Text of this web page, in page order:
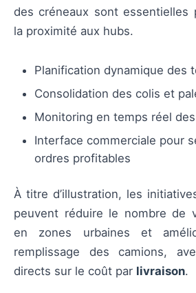
des créneaux sont essentielles
la proximité aux hubs.
Planification dynamique des
Consolidation des colis et
Monitoring en temps réel
Interface commerciale pour
ordres profitables
À titre d’illustration, les
peuvent réduire le nombre de
en zones urbaines et
remplissage des camions,
directs sur le coût par livraison.